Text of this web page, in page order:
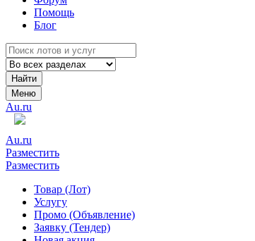
Помощь
Блог
Найти
Меню
Au.ru
Au.ru
Разместить
Разместить
Товар (Лот)
Услугу
Промо (Объявление)
Заявку (Тендер)